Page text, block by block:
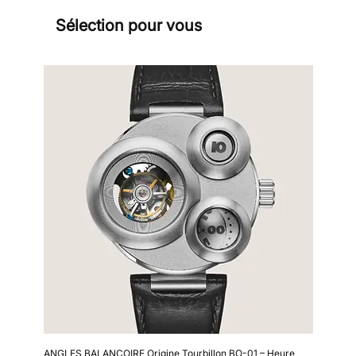
Sélection pour vous
ANGLES BALANCOIRE Origine Tourbillon BO-01 – Heure